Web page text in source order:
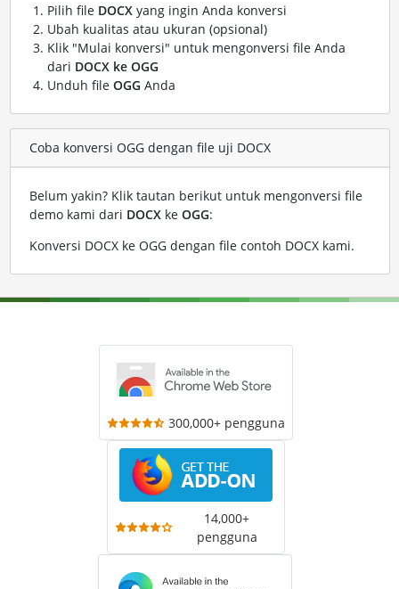
Pilih file DOCXyang ingin Anda konversi
Ubah kualitas atau ukuran (opsional)
Klik "Mulai konversi" untuk mengonversi file Anda
dari DOCX ke OGG
Unduh file OGG Anda
Coba konversi OGG dengan file uji DOCX
Belum yakin? Klik tautan berikut untuk mengonversi file
demo kami dari DOCXke OGG:
Konversi DOCX ke OGG dengan file contoh DOCX kami.
300,000+ pengguna
14,000+
pengguna